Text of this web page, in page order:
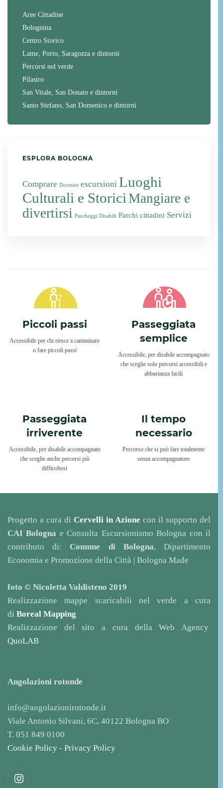
Aree Cittadine
Bolognina
Centro Storico
Lame, Porto, Saragozza e dintorni
Percorsi nel verde
Pilastro
San Vitale, San Donato e dintorni
Santo Stefano, San Domenico e dintorni
ESPLORA BOLOGNA
Comprare Dormire escursioni Luoghi
Culturali e Storici Mangiare e
divertirsi
Parcheggi Disabili Parchi cittadini Servizi
Piccoli passi
Accessibile per chi riesce a camminare
o fare piccoli passi
Passeggiata
semplice
Accessibile, per disabile accompagnato
che sceglie solo percorsi accessibili e
abbastanza facili
Passeggiata
irriverente
Accessibile, per disabile accompagnato
che sceglie anche percorsi più
difficoltosi
Il tempo
necessario
Percorso che si può fare totalmente
senza accompagnatore
Progetto a cura di Cervelli in Azione con il supporto del
CAI Bologna e Consulta Escursionismo Bologna con il
contributo di: Comune di Bologna, Dipartimento
Economia e Promozione della Città | Bologna Made
foto © Nicoletta Valdisteno 2019
Realizzazione mappe scaricabili nel verde a cura
di Boreal Mapping
Realizzazione del sito a cura della Web Agency
QuoLAB
Angolazioni rotonde
info@angolazionirotonde.it
Viale Antonio Silvani, 6C, 40122 Bologna BO
T. 051 849 0100
Cookie Policy - Privacy Policy